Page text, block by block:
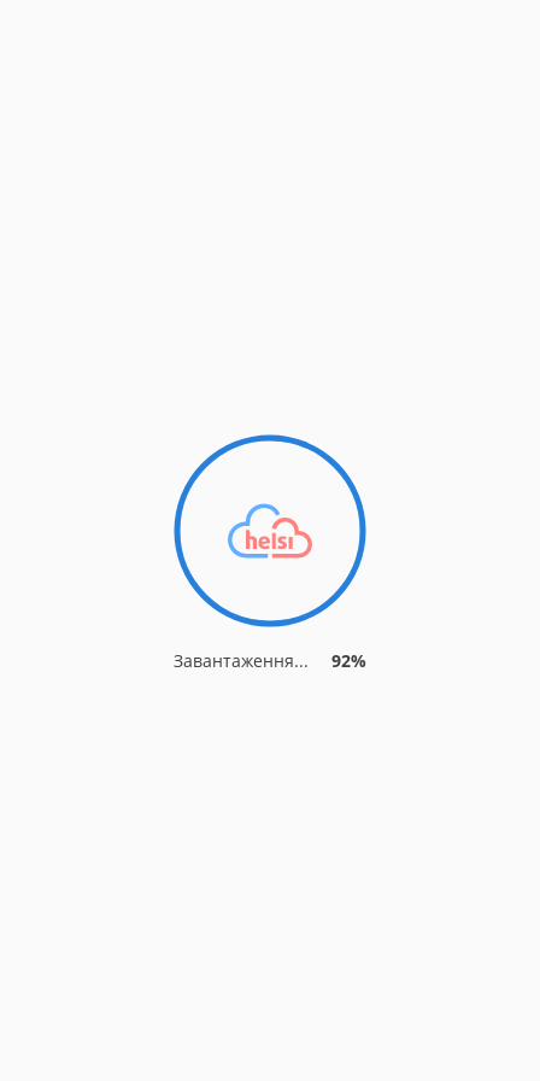
Завантаження... 92%